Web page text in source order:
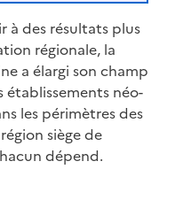
à des résultats plus
régionale, la
a élargi son champ
établissements néo-
les périmètres des
siège de
dépend.